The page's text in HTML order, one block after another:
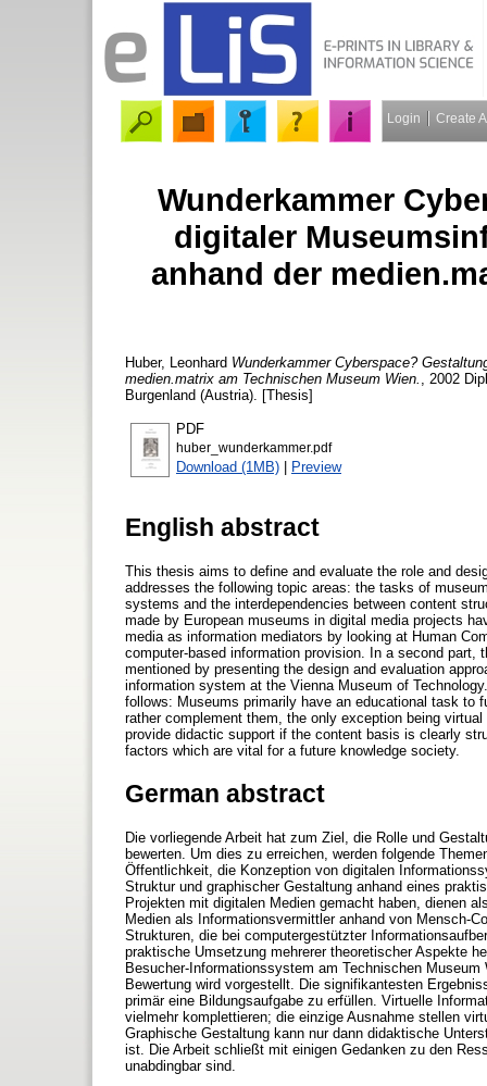
Login Create
Wunderkammer
digitaler
anhand der
Huber, Leonhard Wunderkammer Cyberspace?
medien.matrix am Technischen Museum Wien.
, 2002
Burgenland (Austria). [Thesis]
PDF
huber_wunderkammer.pdf
Download (1MB) | Preview
English abstract
This thesis aims to define and evaluate the role and
addresses the following topic areas: the tasks of
systems and the interdependencies between content
made by European museums in digital media projects
media as information mediators by looking at Human
computer-based information provision. In a second
mentioned by presenting the design and evaluation
information system at the Vienna Museum of
follows: Museums primarily have an educational task to
rather complement them, the only exception being
provide didactic support if the content basis is clearly
factors which are vital for a future knowledge society.
German abstract
Die vorliegende Arbeit hat zum Ziel, die Rolle und
bewerten. Um dies zu erreichen, werden folgende
Öffentlichkeit, die Konzeption von digitalen
Struktur und graphischer Gestaltung anhand eines
Projekten mit digitalen Medien gemacht haben, dienen
Medien als Informationsvermittler anhand von Mensch-
Strukturen, die bei computergestützter
praktische Umsetzung mehrerer theoretischer Aspekte
Besucher-Informationssystem am Technischen
Bewertung wird vorgestellt. Die signifikantesten
primär eine Bildungsaufgabe zu erfüllen. Virtuelle
vielmehr komplettieren; die einzige Ausnahme stellen
Graphische Gestaltung kann nur dann didaktische
ist. Die Arbeit schließt mit einigen Gedanken zu den
unabdingbar sind.